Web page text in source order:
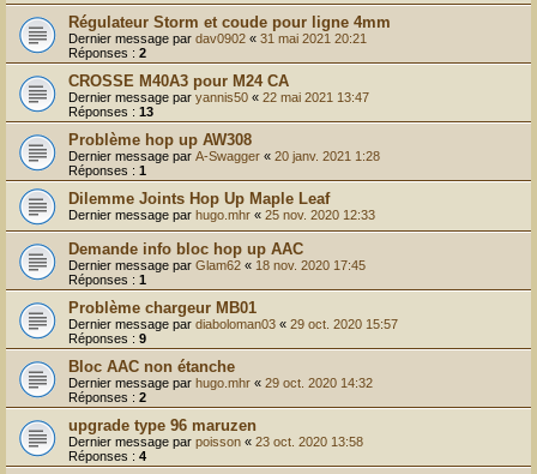
Régulateur Storm et coude pour ligne 4mm
Dernier message par dav0902 « 31 mai 2021 20:21
Réponses : 2
CROSSE M40A3 pour M24 CA
Dernier message par yannis50 « 22 mai 2021 13:47
Réponses : 13
Problème hop up AW308
Dernier message par A-Swagger « 20 janv. 2021 1:28
Réponses : 1
Dilemme Joints Hop Up Maple Leaf
Dernier message par hugo.mhr « 25 nov. 2020 12:33
Demande info bloc hop up AAC
Dernier message par Glam62 « 18 nov. 2020 17:45
Réponses : 1
Problème chargeur MB01
Dernier message par diaboloman03 « 29 oct. 2020 15:57
Réponses : 9
Bloc AAC non étanche
Dernier message par hugo.mhr « 29 oct. 2020 14:32
Réponses : 2
upgrade type 96 maruzen
Dernier message par poisson « 23 oct. 2020 13:58
Réponses : 4